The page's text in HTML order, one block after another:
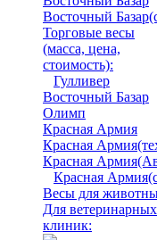
Восточный
Торговые весы
(масса, цена,
стоимость):
Гулливер
Восточный Базар
Олимп
Красная Армия
Красная
Красная
Красная
Весы для
Для ветеринарных
клиник: